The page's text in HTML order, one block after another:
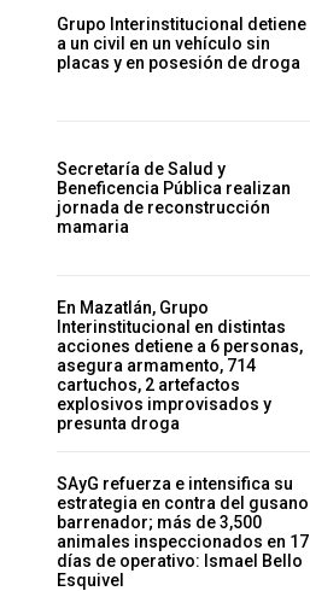
Grupo Interinstitucional detiene
a un civil en un vehículo sin
placas y en posesión de droga
Secretaría de Salud y
Beneficencia Pública realizan
jornada de reconstrucción
mamaria
En Mazatlán, Grupo
Interinstitucional en distintas
acciones detiene a 6 personas,
asegura armamento, 714
cartuchos, 2 artefactos
explosivos improvisados y
presunta droga
SAyG refuerza e intensifica su
estrategia en contra del gusano
barrenador; más de 3,500
animales inspeccionados en 17
días de operativo: Ismael Bello
Esquivel